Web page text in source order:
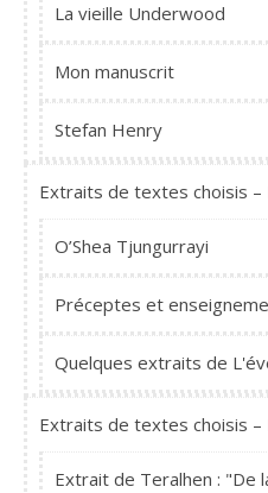
La vieille Underwood
Mon manuscrit
Stefan Henry
Extraits de textes choisis –
O’Shea Tjungurrayi
Préceptes et
Quelques extraits de
Extraits de textes choisis –
Extrait de Teralhen : "De